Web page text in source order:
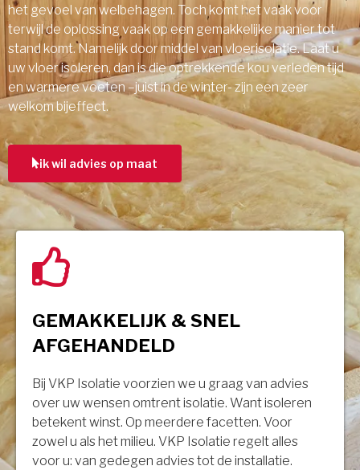
het gevoel van welbehagen. Toch komt het vaak voor
terwijl de oplossing vaak op een gemakkelijke manier tot
stand komt. Namelijk door middel van vloerisolatie. Laat u
uw vloer isoleren, dan is die optrekkende kou verleden tijd
en warmere voeten –juist in de winter- zijn een zeer
welkom bijeffect.
ik wil advies op maat
GEMAKKELIJK & SNEL
AFGEHANDELD
Bij VKP Isolatie voorzien we u graag van advies
over uw wensen omtrent isolatie. Want isoleren
betekent winst. Op meerdere facetten. Voor
zowel u als het milieu. VKP Isolatie regelt alles
voor u: van gedegen advies tot de installatie.